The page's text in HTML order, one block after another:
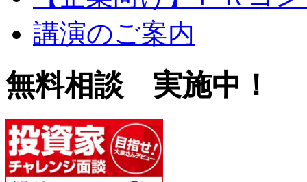
講演のご案内
無料相談 実施中！